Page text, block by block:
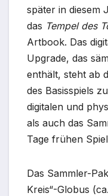
später in diesem
das Tempel des
Artbook. Das
Upgrade, das
enthält, steht ab
des Basisspiels
digitalen und
als auch das
Tage frühen
Das Sammler-
Kreis“-Globus